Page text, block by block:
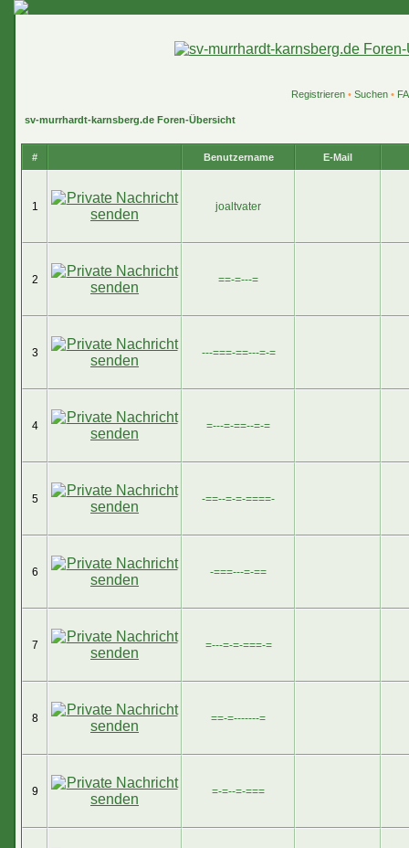
Registrieren• Suchen•
sv-murrhardt-karnsberg.de Foren-Übersicht
# Benutzername E-Mail
1 joaltvater
2 ==-=---=
3 ---===-==---=-=
4 =---=-==--=-=
5 -==--=-=-====-
6 -===---=-==
7 =---=-=-===-=
8 ==-=-------=
9 =-=--=-===